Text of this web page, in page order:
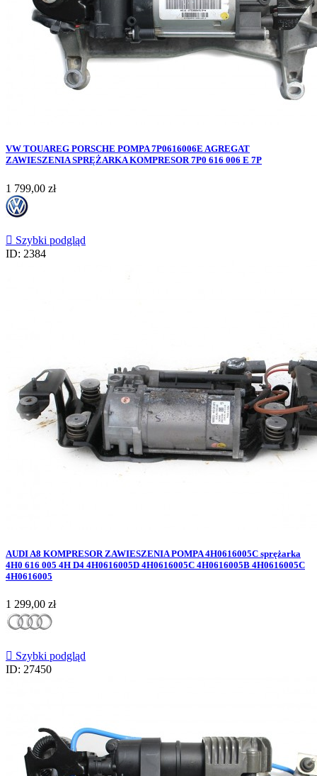
VW TOUAREG PORSCHE POMPA 7P0616006E AGREGAT
ZAWIESZENIA SPRĘŻARKA KOMPRESOR 7P0 616 006 E 7P
Cena
1 799,00 zł
 Szybki podgląd
ID: 2384
AUDI A8 KOMPRESOR ZAWIESZENIA POMPA 4H0616005C sprężarka
4H0 616 005 4H D4 4H0616005D 4H0616005C 4H0616005B 4H0616005C
4H0616005
Cena
1 299,00 zł
 Szybki podgląd
ID: 27450